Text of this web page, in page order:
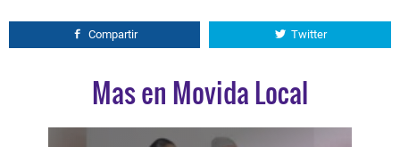
Compartir Twitter
Mas en Movida Local